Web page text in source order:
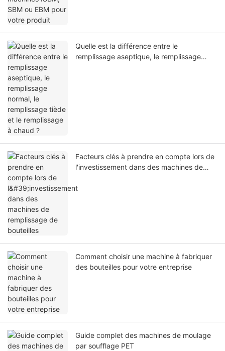
Quelle est la différence entre le
remplissage aseptique, le remplissage
Facteurs clés à prendre en compte lors de
l'investissement dans des machines de
Comment choisir une machine à fabriquer
des bouteilles pour votre entreprise
Guide complet des machines de moulage
par soufflage PET